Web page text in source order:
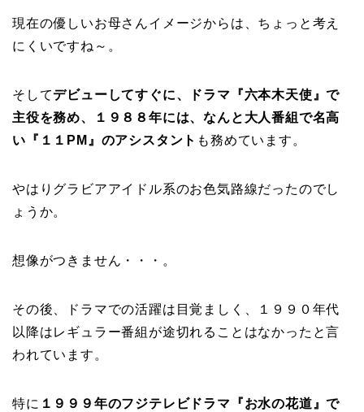
現在の優しいお母さんイメージからは、ちょっと考え
にくいですね～。
そしてデビューしてすぐに、ドラマ『六本木天使』で
主役を務め、１９８８年には、なんと大人番組で名高
い『１１PM』のアシスタント も務めています。
やはりグラビアアイドル系のお色気路線だったのでし
ょうか。
想像がつきません・・・。
その後、ドラマでの活躍は目覚ましく、１９９０年代
以降はレギュラー番組が途切れることはなかったと言
われています。
特に １９９９年のフジテレビドラマ『お水の花道』で